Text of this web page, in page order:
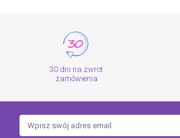
30 dni na zwrot
zamówienia